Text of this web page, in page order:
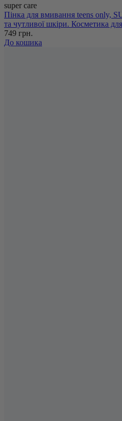
super care
Пінка для вмивання teens only,
та чутливої шкіри. Косметика для
749 грн.
До кошика